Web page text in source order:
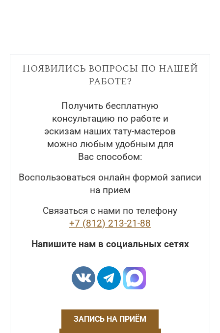
Появились вопросы по нашей
работе?
Получить бесплатную
консультацию по работе и
эскизам наших тату-мастеров
можно любым удобным для
Вас способом:
Воспользоваться онлайн формой записи
на прием
Связаться с нами по телефону
+7 (812) 213-21-88
Напишите нам в социальных сетях
ЗАПИСЬ НА ПРИЁМ